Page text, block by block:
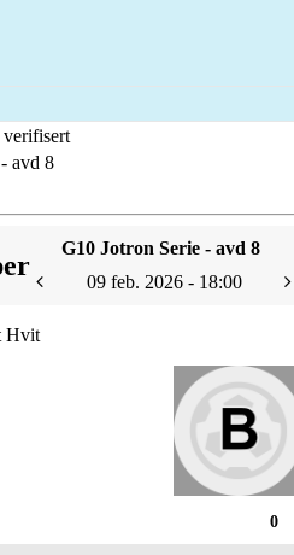
verifisert
avd 8
G10 Jotron Serie - avd 8
09 feb. 2026 - 18:00
Hvit
0